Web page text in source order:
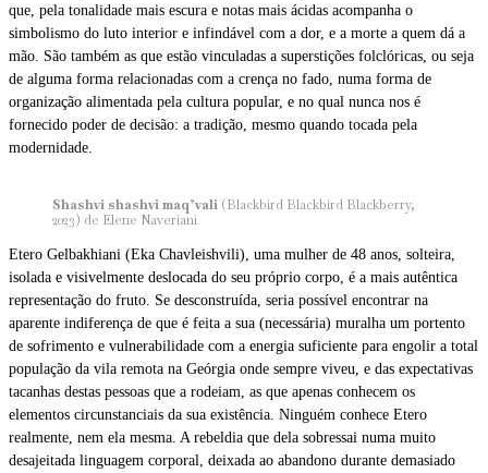
que, pela tonalidade mais escura e notas mais ácidas acompanha o
simbolismo do luto interior e infindável com a dor, e a morte a quem dá a
mão. São também as que estão vinculadas a superstições folclóricas, ou seja
de alguma forma relacionadas com a crença no fado, numa forma de
organização alimentada pela cultura popular, e no qual nunca nos é
fornecido poder de decisão: a tradição, mesmo quando tocada pela
modernidade.
Shashvi shashvi maq’vali (Blackbird Blackbird Blackberry,
2023) de Elene Naveriani
Etero Gelbakhiani (Eka Chavleishvili), uma mulher de 48 anos, solteira,
isolada e visivelmente deslocada do seu próprio corpo, é a mais autêntica
representação do fruto. Se desconstruída, seria possível encontrar na
aparente indiferença de que é feita a sua (necessária) muralha um portento
de sofrimento e vulnerabilidade com a energia suficiente para engolir a total
população da vila remota na Geórgia onde sempre viveu, e das expectativas
tacanhas destas pessoas que a rodeiam, as que apenas conhecem os
elementos circunstanciais da sua existência. Ninguém conhece Etero
realmente, nem ela mesma. A rebeldia que dela sobressai numa muito
desajeitada linguagem corporal, deixada ao abandono durante demasiado